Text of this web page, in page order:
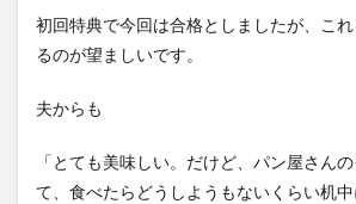
初回特典で今回は合格としましたが、こ
るのが望ましいです。
夫からも
「とても美味しい。だけど、パン屋さん
て、食べたらどうしようもないくらい机